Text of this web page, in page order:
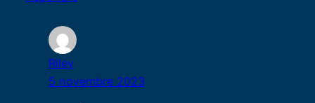
Riley
5 novembre 2023